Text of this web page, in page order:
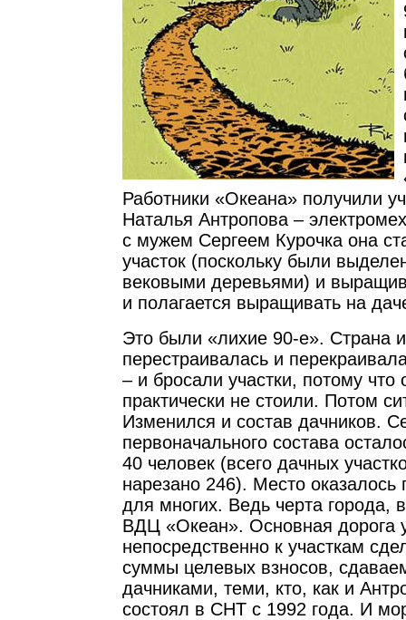
Работники «Океана» получили
Наталья Антропова –
с мужем Сергеем Курочка она
участок (поскольку были
вековыми деревьями) и
и полагается выращивать на
Это были «лихие 90-е». Страна
перестраивалась и
– и бросали участки, потому что
практически не стоили. Потом
Изменился и состав дачников.
первоначального состава
40 человек (всего дачных
нарезано 246). Место оказалось
для многих. Ведь черта города,
ВДЦ «Океан». Основная дорога
непосредственно к участкам
суммы целевых взносов,
дачниками, теми, кто, как и
состоял в СНТ с 1992 года. И